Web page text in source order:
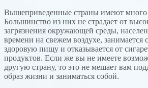
Вышеприведенные страны имеют много
Большинство из них не страдает от
загрязнения окружающей среды,
времени на свежем воздухе, занимается
здоровую пищу и отказывается от
продуктов. Если же вы не имеете
другую страну, то это не мешает вам
образ жизни и заниматься собой.